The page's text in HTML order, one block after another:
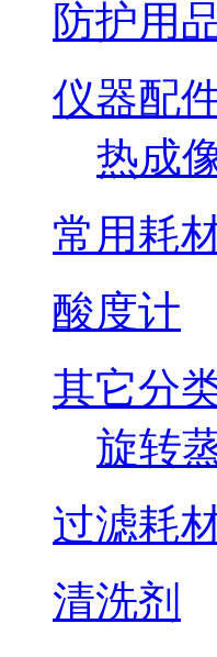
防护用
仪器配
热成
常用耗
酸度计
其它分
旋转
过滤耗
清洗剂